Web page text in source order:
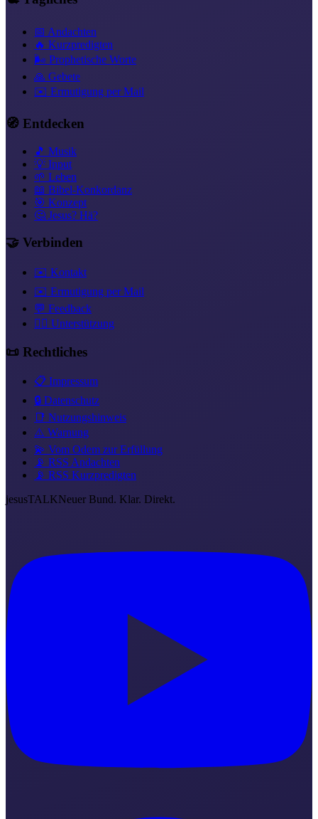
📅 Andachten
🔥 Kurzpredigten
🌬️ Prophetische Worte
🙏 Gebete
✉️ Ermutigung per Mail
🧭 Entdecken
🎵 Musik
💡 Input
🌱 Leben
📖 Bibel-Konkordanz
🎯 Konzept
🤔 Jesus? Hä?
🤝 Verbinden
✉️ Kontakt
✉️ Ermutigung per Mail
💬 Feedback
❤️‍🔥 Unterstützung
📜 Rechtliches
📋 Impressum
🔒 Datenschutz
📑 Nutzungshinweis
⚠️ Warnung
💫 Vom Odem zur Erfüllung
📡 RSS Andachten
📡 RSS Kurzpredigten
jesusTALKNeuer Bund. Klar. Direkt.